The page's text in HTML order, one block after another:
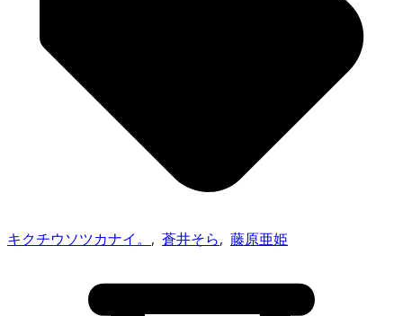
キクチウソツカナイ。 , 蒼井そら, 藤原亜姫